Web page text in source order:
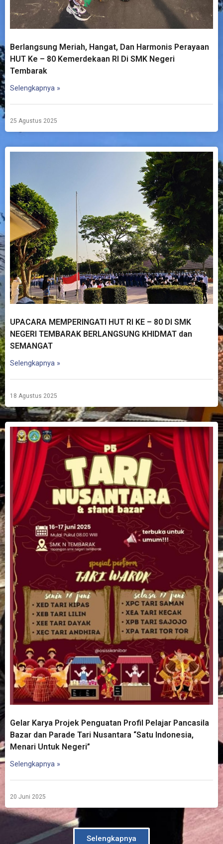
Berlangsung Meriah, Hangat, Dan Harmonis Perayaan
HUT Ke – 80 Kemerdekaan RI Di SMK Negeri
Tembarak
Selengkapnya »
25 Agustus 2025
UPACARA MEMPERINGATI HUT RI KE – 80 DI SMK
NEGERI TEMBARAK BERLANGSUNG KHIDMAT dan
SEMANGAT
Selengkapnya »
18 Agustus 2025
Gelar Karya Projek Penguatan Profil Pelajar Pancasila
Bazar dan Parade Tari Nusantara “Satu Indonesia,
Menari Untuk Negeri”
Selengkapnya »
20 Juni 2025
Selengkapnya